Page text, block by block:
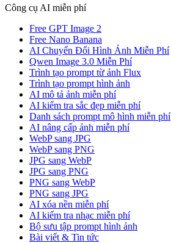
Công cụ AI miễn phí
Free GPT Image 2
Free Nano Banana
AI Chuyển Đổi Hình Ảnh Miễn Phí
Qwen Image 3.0 Miễn Phí
Trình tạo prompt từ ảnh Flux
Trình tạo prompt hình ảnh
AI mô tả ảnh miễn phí
AI kiểm tra sắc đẹp miễn phí
Danh sách prompt mô hình miễn phí
AI nâng cấp ảnh miễn phí
WebP sang JPG
WebP sang PNG
JPG sang WebP
JPG sang PNG
PNG sang WebP
PNG sang JPG
AI xóa nền miễn phí
AI kiểm tra nhạc miễn phí
Bộ sưu tập prompt hình ảnh
Bài viết & Tin tức